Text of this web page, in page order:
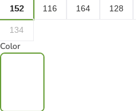
152
116 164 128
134
Color